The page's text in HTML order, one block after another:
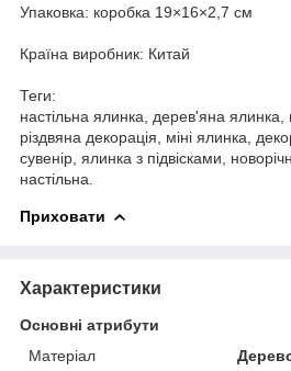
Упаковка: коробка 19×16×2,7 см
Країна виробник: Китай
Теги:
настільна ялинка, дерев'яна ялинка,
різдвяна декорація, міні ялинка,
сувенір, ялинка з підвісками,
настільна.
Приховати
Характеристики
Основні атрибути
Матеріал